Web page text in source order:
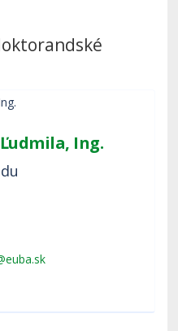
Ľudmila, Ing.